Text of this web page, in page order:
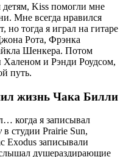
Kiss помогли мне
Мне всегда нравился
тогда я играл на гитаре
Рота, Фрэнка
Шенкера. Потом
и Рэнди Роудсом,
путь.
жизнь Чака Билли
когда я записывал
в студии Prairie Sun,
Exodus записывали
душераздирающие